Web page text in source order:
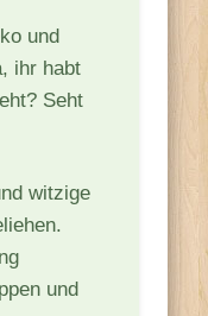
und
ihr habt
Seht
witzige
und